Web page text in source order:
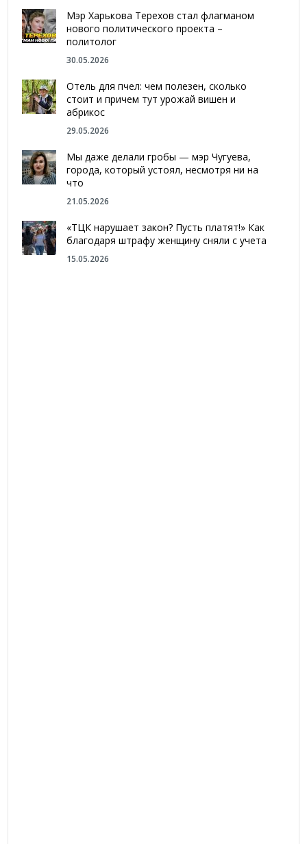
Мэр Харькова Терехов стал флагманом
нового политического проекта –
политолог
30.05.2026
Отель для пчел: чем полезен, сколько
стоит и причем тут урожай вишен и
абрикос
29.05.2026
Мы даже делали гробы — мэр Чугуева,
города, который устоял, несмотря ни на
что
21.05.2026
«ТЦК нарушает закон? Пусть платят!» Как
благодаря штрафу женщину сняли с учета
15.05.2026